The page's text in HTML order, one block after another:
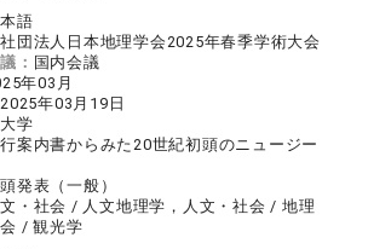
語
団法人日本地理学会2025年春季学術大会
： 国内会議
年03月
2025年03月19日
学
案内書からみた20世紀初頭のニュージー
発表（一般）
・社会 / 人文地理学，人文・社会 / 地理
/ 観光学